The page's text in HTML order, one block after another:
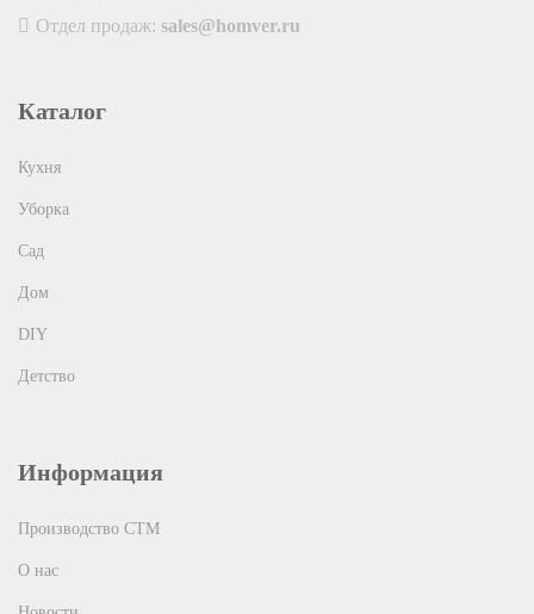
Отдел продаж: sales@homver.ru
Каталог
Кухня
Уборка
Сад
Дом
DIY
Детство
Информация
Производство СТМ
О нас